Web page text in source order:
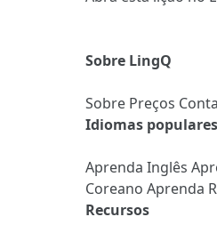
Sobre LingQ
Sobre Preços
Idiomas populares
Aprenda Inglês
Coreano Aprenda
Recursos